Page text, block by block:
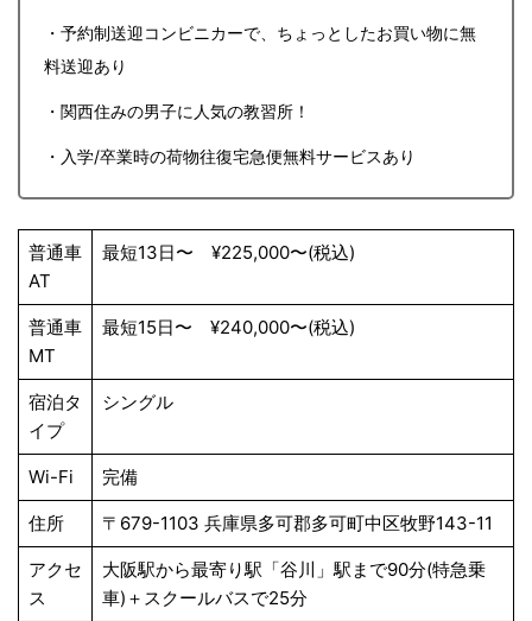
・予約制送迎コンビニカーで、ちょっとしたお買い物に無
料送迎あり
・関西住みの男子に人気の教習所！
・入学/卒業時の荷物往復宅急便無料サービスあり
普通車
AT
最短13日〜 ¥225,000〜(税込)
普通車
MT
最短15日〜 ¥240,000〜(税込)
宿泊タ
イプ
シングル
Wi-Fi 完備
住所 〒679-1103 兵庫県多可郡多可町中区牧野143-11
アクセ
ス
大阪駅から最寄り駅「谷川」駅まで90分(特急乗
車)＋スクールバスで25分